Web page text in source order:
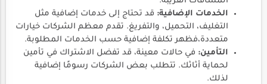
الخدمات الإضافية: قد تحتاج إلى خدمات إضافية مثل
التغليف، التحميل، والتفريغ. تقدم معظم الشركات خيارات
متعددة،فظهر تكلفة إضافية حسب الخدمات المطلوبة.
التأمين: في حالات معينة، قد تفضل الاشتراك في تأمين
لحماية أثاثك. تتطلب بعض الشركات رسومًا إضافية
لذلك.